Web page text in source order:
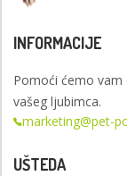
INFORMACIJE
Pomoći ćemo
vašeg ljubimca.
marketing@pet-
UŠTEDA